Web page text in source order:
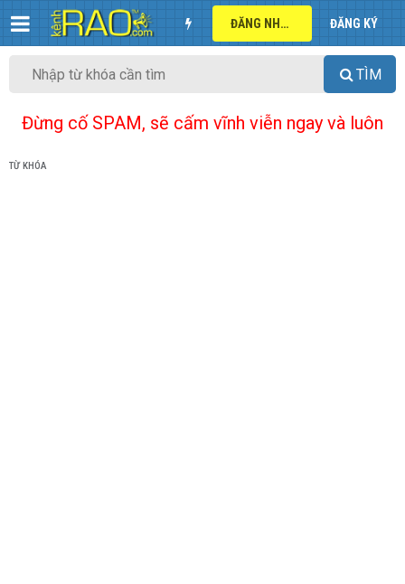
ĐĂNG NHẬP ĐĂNG KÝ
TÌM
Đừng cố SPAM, sẽ cấm vĩnh viễn ngay và luôn
TỪ KHÓA